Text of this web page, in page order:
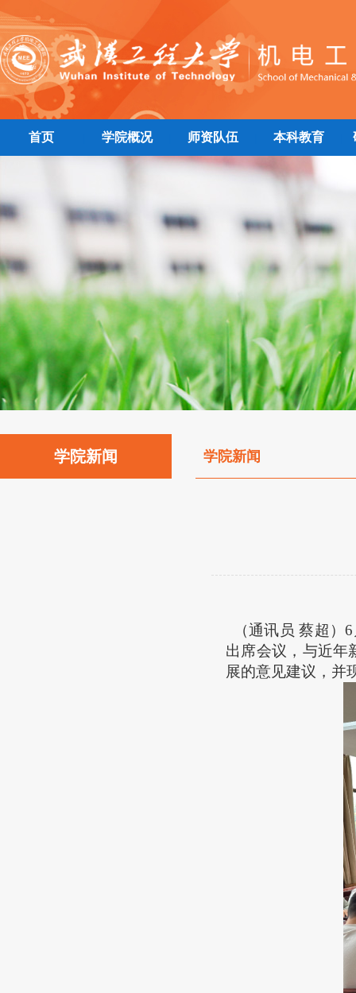
首页 学院概况 师资队伍 本科教育
学院新闻 学院新闻
（通讯员 蔡超
出席会议，与近年
展的意见建议，并